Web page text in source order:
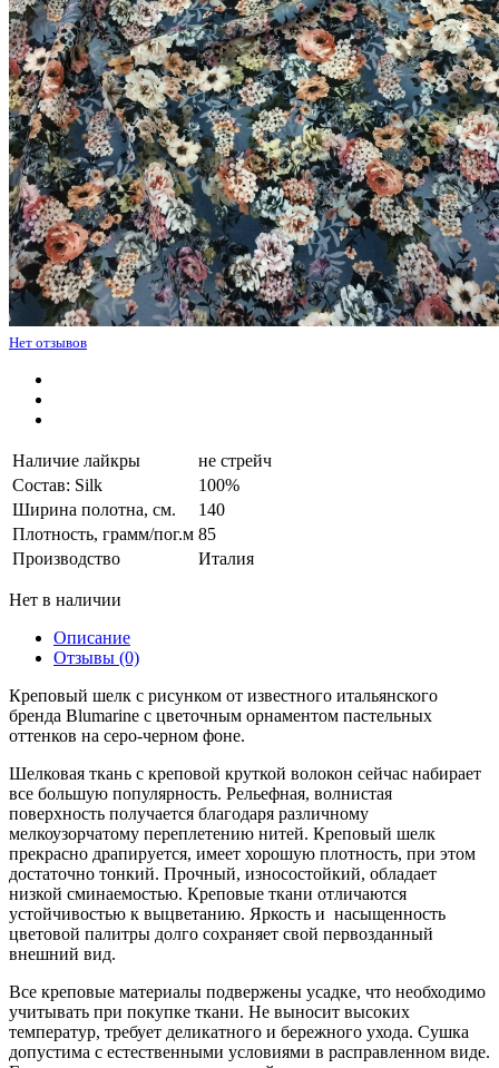
Нет отзывов
Наличие лайкры
не стрейч
Состав: Silk
100%
Ширина полотна, см.
140
Плотность, грамм/пог.м 85
Производство
Италия
Нет в наличии
Описание
Отзывы (0)
Креповый шелк c рисунком от известного итальянского
бренда Blumarine c цветочным орнаментом пастельных
оттенков на серо-черном фоне.
Шелковая ткань c креповой круткой волокон сейчас набирает
все большую популярность. Рельефная, волнистая
поверхность получается благодаря различному
мелкоузорчатому переплетению нитей. Креповый шелк
прекрасно драпируется, имеет хорошую плотность, при этом
достаточно тонкий. Прочный, износостойкий, обладает
низкой сминаемостью. Креповые ткани отличаются
устойчивостью к выцветанию. Яркость и насыщенность
цветовой палитры долго сохраняет свой первозданный
внешний вид.
Все креповые материалы подвержены усадке, что необходимо
учитывать при покупке ткани. Не выносит высоких
температур, требует деликатного и бережного ухода. Сушка
допустима с естественными условиями в расправленном виде.